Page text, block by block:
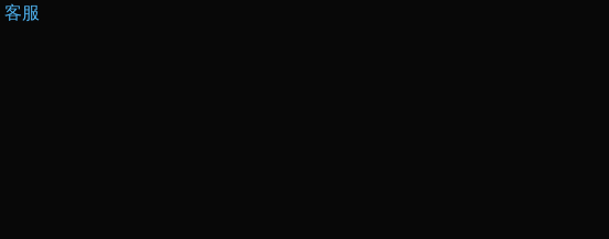
客服